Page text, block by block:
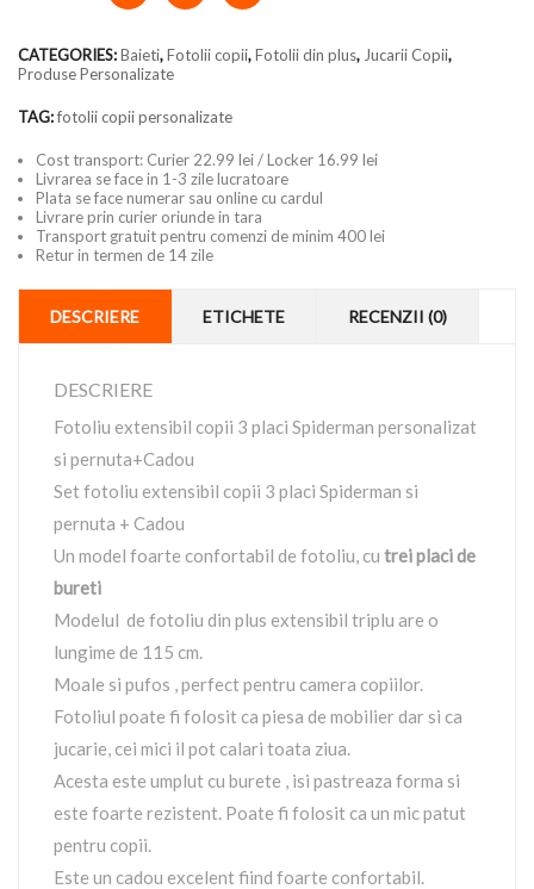
CATEGORIES:Baieti,Fotolii copii,Fotolii din plus, Jucarii Copii,
Produse Personalizate
TAG:fotolii copii personalizate
Cost transport: Curier 22.99 lei / Locker 16.99 lei
Livrarea se face in 1-3 zile lucratoare
Plata se face numerar sau online cu cardul
Livrare prin curier oriunde in tara
Transport gratuit pentru comenzi de minim 400 lei
Retur in termen de 14 zile
DESCRIERE ETICHETE RECENZII (0)
DESCRIERE
Fotoliu extensibil copii 3 placi Spiderman personalizat
si pernuta+Cadou
Set fotoliu extensibil copii 3 placi Spiderman si
pernuta + Cadou
Un model foarte confortabil de fotoliu, cu trei placi de
bureti
Modelul de fotoliu din plus extensibil triplu are o
lungime de 115 cm.
Moale si pufos , perfect pentru camera copiilor.
Fotoliul poate fi folosit ca piesa de mobilier dar si ca
jucarie, cei mici il pot calari toata ziua.
Acesta este umplut cu burete , isi pastreaza forma si
este foarte rezistent. Poate fi folosit ca un mic patut
pentru copii.
Este un cadou excelent fiind foarte confortabil.